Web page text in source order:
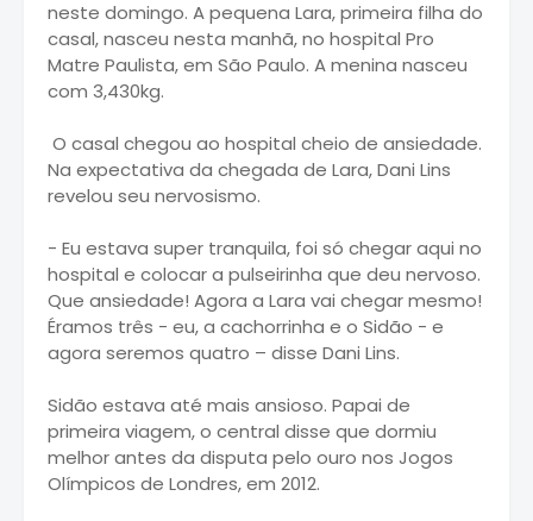
neste domingo. A pequena Lara, primeira filha do
casal, nasceu nesta manhã, no hospital Pro
Matre Paulista, em São Paulo. A menina nasceu
com 3,430kg.
O casal chegou ao hospital cheio de ansiedade.
Na expectativa da chegada de Lara, Dani Lins
revelou seu nervosismo.
- Eu estava super tranquila, foi só chegar aqui no
hospital e colocar a pulseirinha que deu nervoso.
Que ansiedade! Agora a Lara vai chegar mesmo!
Éramos três - eu, a cachorrinha e o Sidão - e
agora seremos quatro – disse Dani Lins.
Sidão estava até mais ansioso. Papai de
primeira viagem, o central disse que dormiu
melhor antes da disputa pelo ouro nos Jogos
Olímpicos de Londres, em 2012.